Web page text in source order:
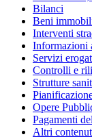
Bilanci
Beni
Interventi
Informazioni
Servizi
Controlli e
Strutture
Opere
Pagamenti
Altri